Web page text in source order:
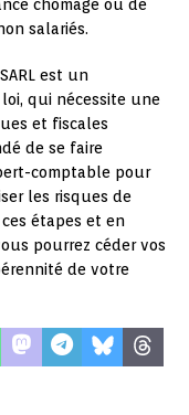
chômage ou de
salariés.
est un
qui nécessite une
et fiscales
de se faire
comptable pour
les risques de
étapes et en
pourrez céder vos
de votre